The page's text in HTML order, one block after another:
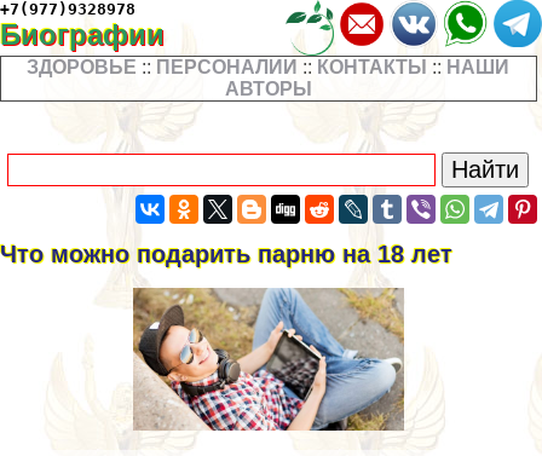
+7(977)9328978
Биографии
ЗДОРОВЬЕ :: ПЕРСОНАЛИИ :: КОНТАКТЫ :: НАШИ
АВТОРЫ
Что можно подарить парню на 18 лет